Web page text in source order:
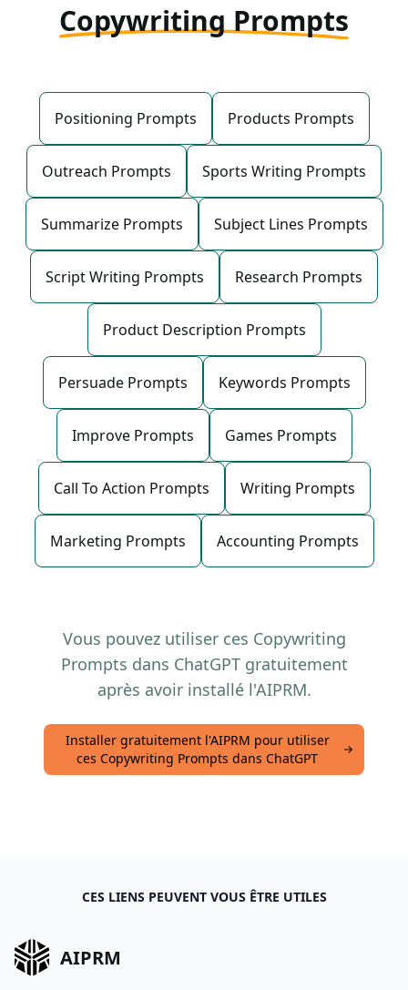
Copywriting Prompts
Positioning Prompts Products Prompts
Outreach Prompts Sports Writing Prompts
Summarize Prompts Subject Lines Prompts
Script Writing Prompts Research Prompts
Product Description Prompts
Persuade Prompts Keywords Prompts
Improve Prompts Games Prompts
Call To Action Prompts Writing Prompts
Marketing Prompts Accounting Prompts
Vous pouvez utiliser ces Copywriting
Prompts dans ChatGPT gratuitement
après avoir installé l'AIPRM.
Installer gratuitement l'AIPRM pour utiliser
ces Copywriting Prompts dans ChatGPT
CES LIENS PEUVENT VOUS ÊTRE UTILES
AIPRM